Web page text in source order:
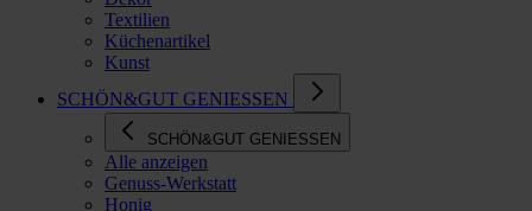
Textilien
Küchenartikel
Kunst
SCHÖN&GUT GENIESSEN
SCHÖN&GUT GENIESSEN
Alle anzeigen
Genuss-Werkstatt
Honig